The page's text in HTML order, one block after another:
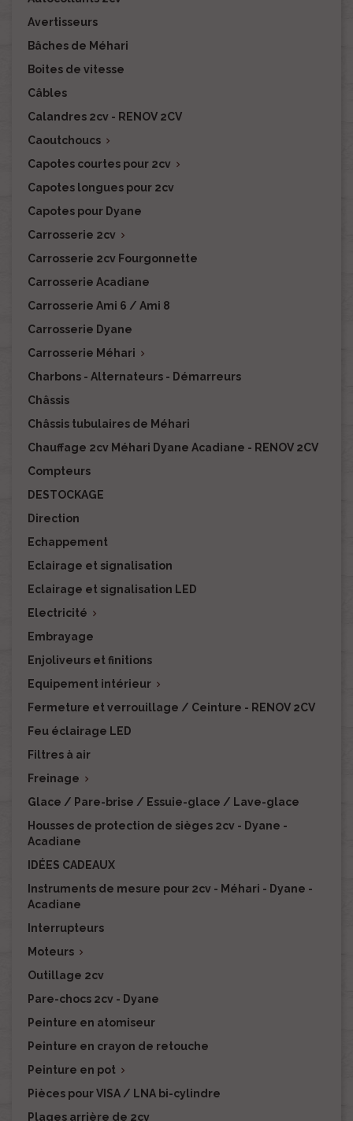
Avertisseurs
Bâches de Méhari
Boites de vitesse
Câbles
Calandres 2cv - RENOV 2CV
Caoutchoucs 
Capotes courtes pour 2cv 
Capotes longues pour 2cv
Capotes pour Dyane
Carrosserie 2cv 
Carrosserie 2cv Fourgonnette
Carrosserie Acadiane
Carrosserie Ami 6 / Ami 8
Carrosserie Dyane
Carrosserie Méhari 
Charbons - Alternateurs - Démarreurs
Châssis
Châssis tubulaires de Méhari
Chauffage 2cv Méhari Dyane Acadiane - RENOV 2CV
Compteurs
DESTOCKAGE
Direction
Echappement
Eclairage et signalisation
Eclairage et signalisation LED
Electricité 
Embrayage
Enjoliveurs et finitions
Equipement intérieur 
Fermeture et verrouillage / Ceinture - RENOV 2CV
Feu éclairage LED
Filtres à air
Freinage 
Glace / Pare-brise / Essuie-glace / Lave-glace
Housses de protection de sièges 2cv - Dyane -
Acadiane
IDÉES CADEAUX
Instruments de mesure pour 2cv - Méhari - Dyane -
Acadiane
Interrupteurs
Moteurs 
Outillage 2cv
Pare-chocs 2cv - Dyane
Peinture en atomiseur
Peinture en crayon de retouche
Peinture en pot 
Pièces pour VISA / LNA bi-cylindre
Plages arrière de 2cv